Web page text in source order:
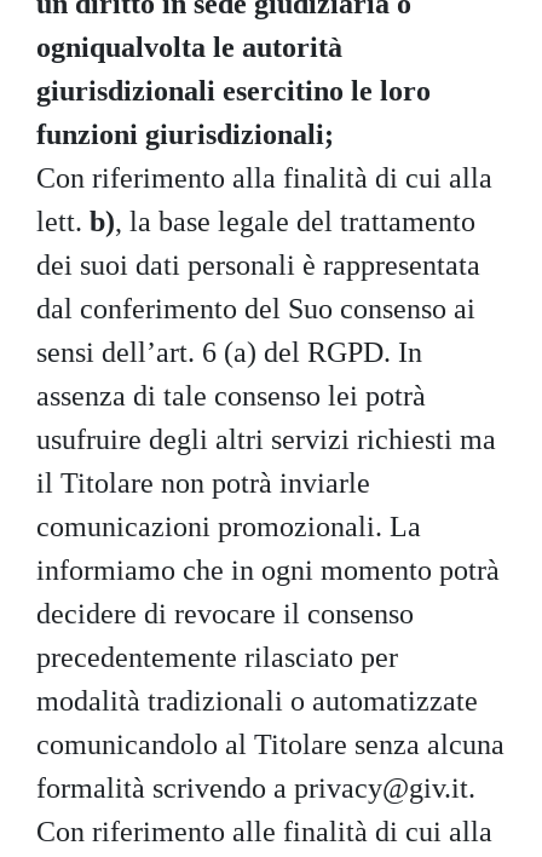
ogniqualvolta le autorità
giurisdizionali esercitino le loro
funzioni giurisdizionali;
Con riferimento alla finalità di cui alla
lett. b), la base legale del trattamento
dei suoi dati personali è rappresentata
dal conferimento del Suo consenso ai
sensi dell’art. 6 (a) del RGPD. In
assenza di tale consenso lei potrà
usufruire degli altri servizi richiesti ma
il Titolare non potrà inviarle
comunicazioni promozionali. La
informiamo che in ogni momento potrà
decidere di revocare il consenso
precedentemente rilasciato per
modalità tradizionali o automatizzate
comunicandolo al Titolare senza alcuna
formalità scrivendo a privacy@giv.it.
Con riferimento alle finalità di cui alla